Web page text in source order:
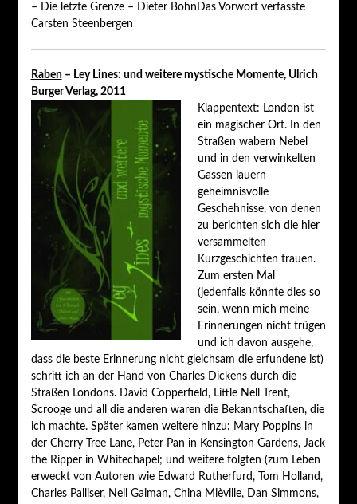
– Die letzte Grenze – Dieter BohnDas Vorwort verfasste
Carsten Steenbergen
Raben– Ley Lines: und weitere mystische Momente, Ulrich
Burger Verlag, 2011
Klappentext: London ist
ein magischer Ort. In den
Straßen wabern Nebel
und in den verwinkelten
Gassen lauern
geheimnisvolle
Geschehnisse, von denen
zu berichten sich die hier
versammelten
Kurzgeschichten trauen.
Zum ersten Mal
(jedenfalls könnte dies so
sein, wenn mich meine
Erinnerungen nicht trügen
und ich davon ausgehe,
dass die beste Erinnerung nicht gleichsam die erfundene ist)
schritt ich an der Hand von Charles Dickens durch die
Straßen Londons. David Copperfield, Little Nell Trent,
Scrooge und all die anderen waren die Bekanntschaften, die
ich machte. Später kamen weitere hinzu: Mary Poppins in
der Cherry Tree Lane, Peter Pan in Kensington Gardens, Jack
the Ripper in Whitechapel; und weitere folgten (zum Leben
erweckt von Autoren wie Edward Rutherfurd, Tom Holland,
Charles Palliser, Neil Gaiman, China Mièville, Dan Simmons,